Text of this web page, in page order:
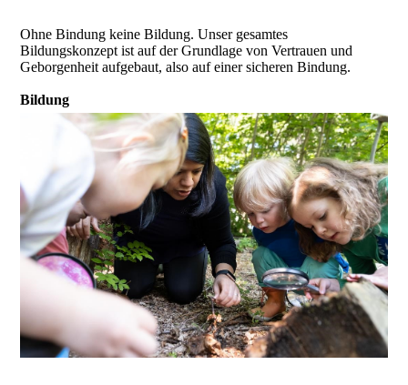
Ohne Bindung keine Bildung. Unser gesamtes
Bildungskonzept ist auf der Grundlage von Vertrauen und
Geborgenheit aufgebaut, also auf einer sicheren Bindung.
Bildung